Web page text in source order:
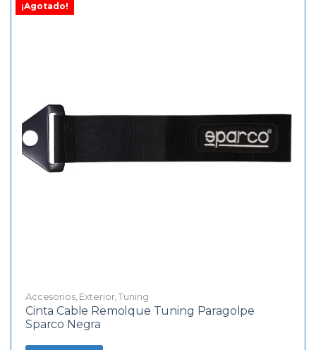
¡Agotado!
Accesorios, Exterior,Tuning
Cinta Cable Remolque Tuning Paragolpe
Sparco Negra